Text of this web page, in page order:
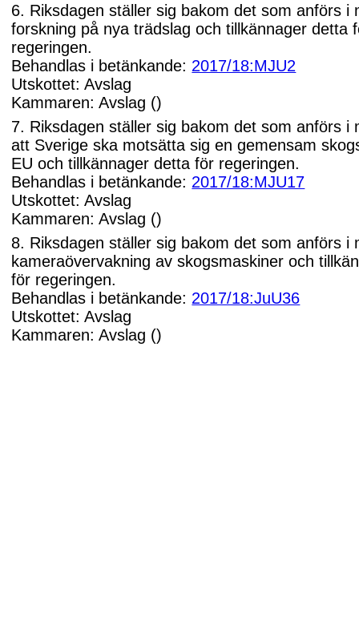
6. Riksdagen ställer sig bakom det som anförs i
forskning på nya trädslag och tillkännager detta
regeringen.
Behandlas i betänkande: 2017/18:MJU2
Utskottet: Avslag
Kammaren: Avslag ()
7. Riksdagen ställer sig bakom det som anförs i
att Sverige ska motsätta sig en gemensam
EU och tillkännager detta för regeringen.
Behandlas i betänkande: 2017/18:MJU17
Utskottet: Avslag
Kammaren: Avslag ()
8. Riksdagen ställer sig bakom det som anförs i
kameraövervakning av skogsmaskiner och
för regeringen.
Behandlas i betänkande: 2017/18:JuU36
Utskottet: Avslag
Kammaren: Avslag ()